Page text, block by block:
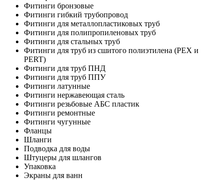
Фитинги бронзовые
Фитинги гибкий трубопровод
Фитинги для металлопластиковых труб
Фитинги для полипропиленовых труб
Фитинги для стальных труб
Фитинги для труб из сшитого полиэтилена (PEX и
PERT)
Фитинги для труб ПНД
Фитинги для труб ППУ
Фитинги латунные
Фитинги нержавеющая сталь
Фитинги резьбовые АБС пластик
Фитинги ремонтные
Фитинги чугунные
Фланцы
Шланги
Подводка для воды
Штуцеры для шлангов
Упаковка
Экраны для ванн